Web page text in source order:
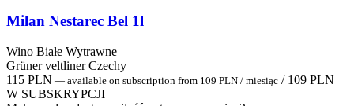
Milan Nestarec Bel 1l
Wino Białe Wytrawne
Grüner veltliner Czechy
115 PLN — available on subscription from 109 PLN / miesiąc / 109 PLN
W SUBSKRYPCJI